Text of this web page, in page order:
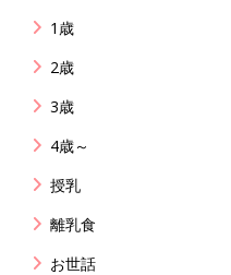
1歳
2歳
3歳
4歳～
授乳
離乳食
お世話